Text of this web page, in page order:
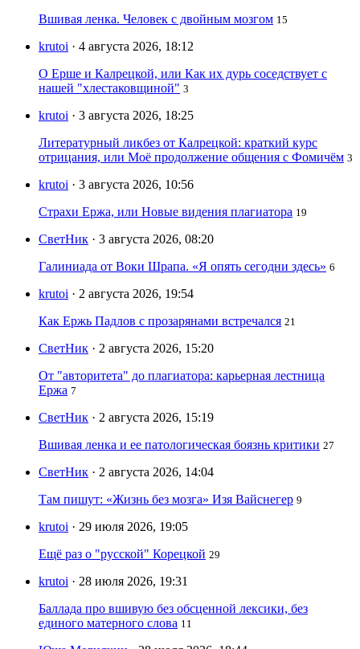
Вшивая ленка. Человек с двойным мозгом 15
krutoi · 4 августа 2026, 18:12
О Ерше и Калрецкой, или Как их дурь соседствует с
нашей "хлестаковщиной" 3
krutoi · 3 августа 2026, 18:25
Литературный ликбез от Калрецкой: краткий курс
отрицания, или Моё продолжение общения с Фомичём 3
krutoi · 3 августа 2026, 10:56
Страхи Ержа, или Новые видения плагиатора 19
СветНик · 3 августа 2026, 08:20
Галиниада от Воки Шрапа. «Я опять сегодни здесь» 6
krutoi · 2 августа 2026, 19:54
Как Ержь Падлов с прозарянами встречался 21
СветНик · 2 августа 2026, 15:20
От "авторитета" до плагиатора: карьерная лестница
Ержа 7
СветНик · 2 августа 2026, 15:19
Вшивая ленка и ее патологическая боязнь критики 27
СветНик · 2 августа 2026, 14:04
Там пишут: «Жизнь без мозга» Изя Вайснегер 9
krutoi · 29 июля 2026, 19:05
Ещё раз о "русской" Корецкой 29
krutoi · 28 июля 2026, 19:31
Баллада про вшивую без обсценной лексики, без
единого матерного слова 11